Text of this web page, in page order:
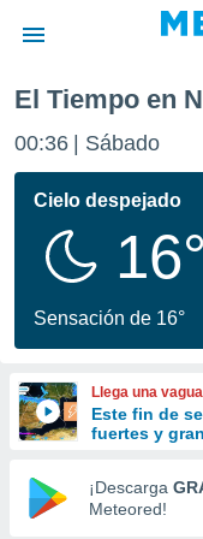
de
por
se
calidad.
a este
las
y
forma
digital
basada
El Tiempo en
00:36 Sábado
Cielo despejado
16°
Sensación de 16°
Llega una
Este fin de
fuertes y
¡Descarga
Meteored!